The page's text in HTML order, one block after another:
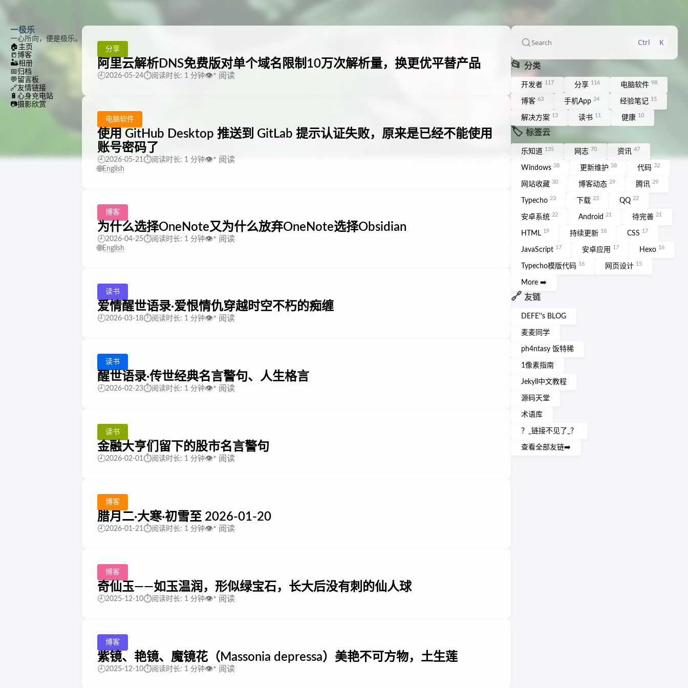
一极乐
一心所向，便是极乐。
🏠 主页
📒 博客
🏜️相册
📅 归档
💬留言板
🔗友情链接
🔋 心身充电站
📷摄影欣赏
Search Ctrl K
📂 分类
开发者 117 分享 116 电脑软件 98
博客 63 手机App 24 经验笔记 15
解决方案 13 读书 11 健康 10
🏷️ 标签云
乐知道 135 网志 70 资讯 47
Windows 38 更新维护 38 代码 32
网站收藏 30 博客动态 29 腾讯 29
Typecho 23 下载 23 QQ 22
安卓系统 22 Android 21 待完善 21
HTML 19 持续更新 18 CSS 17
JavaScript 17 安卓应用 17 Hexo 16
Typecho模版代码 16 网页设计 15
More ➡️
🔗 友链
DEFE''s BLOG
麦麦同学
ph4ntasy 饭特稀
1像素指南
Jekyll中文教程
源码天堂
术语库
？_链接不见了_？
查看全部友链➡️
分享
阿里云解析DNS免费版对单个域名限制10万次解析量，换更优平替产品
🕘2026-05-24⏱️阅读时长: 1 分钟👁️* 阅读
电脑软件
使用 GitHub Desktop 推送到 GitLab 提示认证失败，原来是已经不能使用
账号密码了
🕘2026-05-21⏱️阅读时长: 1 分钟👁️* 阅读
🌐English
博客
为什么选择OneNote又为什么放弃OneNote选择Obsidian
🕘2026-04-25⏱️阅读时长: 1 分钟👁️* 阅读
🌐English
读书
爱情醒世语录·爱恨情仇穿越时空不朽的痴缠
🕘2026-03-18⏱️阅读时长: 1 分钟👁️* 阅读
读书
醒世语录·传世经典名言警句、人生格言
🕘2026-02-23⏱️阅读时长: 1 分钟👁️* 阅读
读书
金融大亨们留下的股市名言警句
🕘2026-02-01⏱️阅读时长: 1 分钟👁️* 阅读
博客
腊月二·大寒·初雪至 2026-01-20
🕘2026-01-21⏱️阅读时长: 1 分钟👁️* 阅读
博客
奇仙玉——如玉温润，形似绿宝石，长大后没有刺的仙人球
🕘2025-12-10⏱️阅读时长: 1 分钟👁️* 阅读
博客
紫镜、艳镜、魔镜花（Massonia depressa）美艳不可方物，土生莲
🕘2025-12-10⏱️阅读时长: 1 分钟👁️* 阅读